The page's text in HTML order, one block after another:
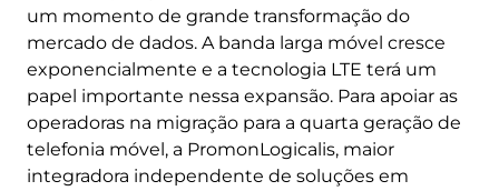
um momento de grande transformação do
mercado de dados. A banda larga móvel cresce
exponencialmente e a tecnologia LTE terá um
papel importante nessa expansão. Para apoiar as
operadoras na migração para a quarta geração de
telefonia móvel, a PromonLogicalis, maior
integradora independente de soluções em